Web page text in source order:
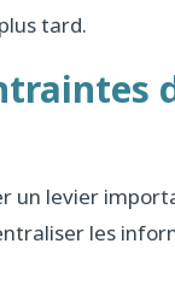
tard.
un levier
les